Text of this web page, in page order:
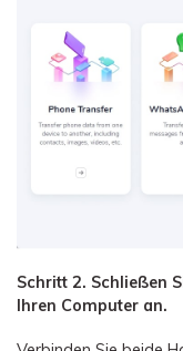
Schritt 2. Schließen
Ihren Computer an.